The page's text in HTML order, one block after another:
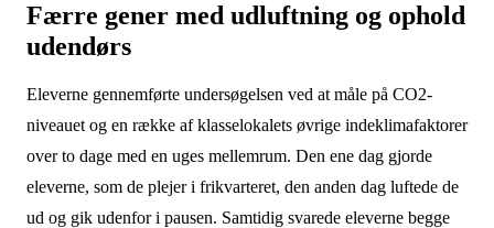
Færre gener med udluftning og ophold
udendørs
Eleverne gennemførte undersøgelsen ved at måle på CO2-
niveauet og en række af klasselokalets øvrige indeklimafaktorer
over to dage med en uges mellemrum. Den ene dag gjorde
eleverne, som de plejer i frikvarteret, den anden dag luftede de
ud og gik udenfor i pausen. Samtidig svarede eleverne begge